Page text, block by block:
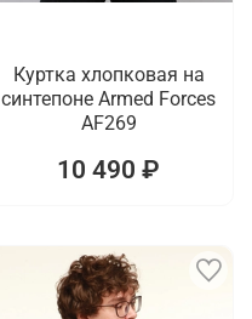
Куртка хлопковая на
синтепоне Armed Forces
AF269
10 490 ₽